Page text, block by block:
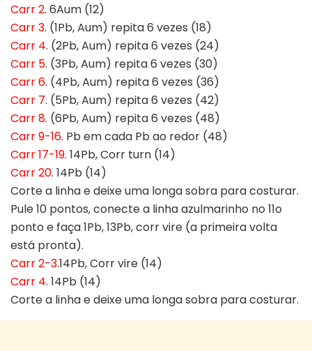
Carr 2. 6Aum (12)
Carr 3. (1Pb, Aum) repita 6 vezes (18)
Carr 4. (2Pb, Aum) repita 6 vezes (24)
Carr 5. (3Pb, Aum) repita 6 vezes (30)
Carr 6. (4Pb, Aum) repita 6 vezes (36)
Carr 7. (5Pb, Aum) repita 6 vezes (42)
Carr 8. (6Pb, Aum) repita 6 vezes (48)
Carr 9-16. Pb em cada Pb ao redor (48)
Carr 17-19. 14Pb, Corr turn (14)
Carr 20. 14Pb (14)
Corte a linha e deixe uma longa sobra para costurar.
Pule 10 pontos, conecte a linha azulmarinho no 11o
ponto e faça 1Pb, 13Pb, corr vire (a primeira volta
está pronta).
Carr 2-3.14Pb, Corr vire (14)
Carr 4. 14Pb (14)
Corte a linha e deixe uma longa sobra para costurar.